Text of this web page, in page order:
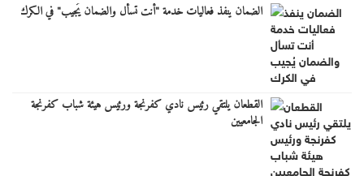
الضمان ينفذ فعاليات خدمة "أنت تسأل والضمان يُجيب" في الكرك
القطعان يلتقي رئيس نادي كفرنجة ورئيس هيئة شباب كفرنجة
الجامعيين